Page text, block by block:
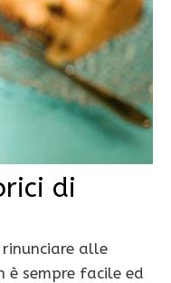
di
alle
sempre facile ed